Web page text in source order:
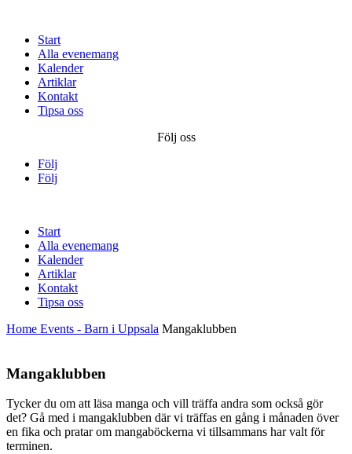
Start
Alla evenemang
Kalender
Artiklar
Kontakt
Tipsa oss
Följ oss
Följ
Följ
Start
Alla evenemang
Kalender
Artiklar
Kontakt
Tipsa oss
Home Events - Barn i Uppsala Mangaklubben
Mangaklubben
Tycker du om att läsa manga och vill träffa andra som också gör
det? Gå med i mangaklubben där vi träffas en gång i månaden över
en fika och pratar om mangaböckerna vi tillsammans har valt för
terminen.